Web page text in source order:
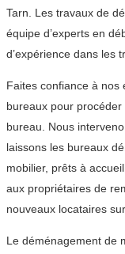
Tarn. Les travaux de
équipe d’experts en
d’expérience dans les
Faites confiance à nos
bureaux pour procéder
bureau. Nous
laissons les bureaux
mobilier, prêts à
aux propriétaires de
nouveaux locataires
Le déménagement de